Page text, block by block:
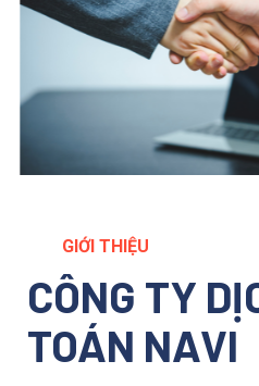
GIỚI THIỆU
CÔNG TY
TOÁN NAVI